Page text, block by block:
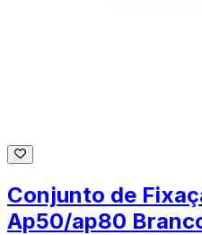
Conjunto de
Ap50/ap80